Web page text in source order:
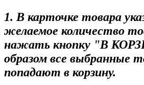
1. В карточке товара
желаемое количество
нажать кнопку "В
образом все выбранные
попадают в корзину.